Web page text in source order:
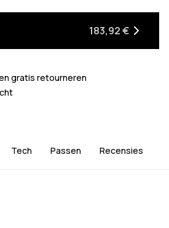
183,92 €
gratis retourneren
Tech Passen Recensies